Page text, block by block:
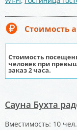
Стоимость
Стоимость
человек при
заказ 2 часа.
Сауна Бухта
Вместимость: 10